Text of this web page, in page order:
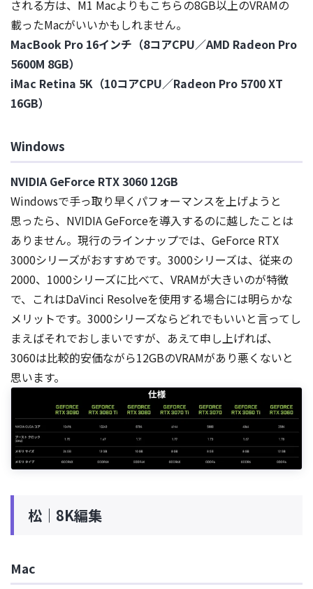
される方は、M1 Macよりもこちらの8GB以上のVRAMの
載ったMacがいいかもしれません。
MacBook Pro 16インチ（8コアCPU／AMD Radeon Pro
5600M 8GB）
iMac Retina 5K（10コアCPU／Radeon Pro 5700 XT
16GB）
Windows
NVIDIA GeForce RTX 3060 12GB
Windowsで手っ取り早くパフォーマンスを上げようと
思ったら、NVIDIA GeForceを導入するのに越したことは
ありません。現行のラインナップでは、GeForce RTX
3000シリーズがおすすめです。3000シリーズは、従来の
2000、1000シリーズに比べて、VRAMが大きいのが特徴
で、これはDaVinci Resolveを使用する場合には明らかな
メリットです。3000シリーズならどれでもいいと言ってし
まえばそれでおしまいですが、あえて申し上げれば、
3060は比較的安価ながら12GBのVRAMがあり悪くないと
思います。
松｜8K編集
Mac